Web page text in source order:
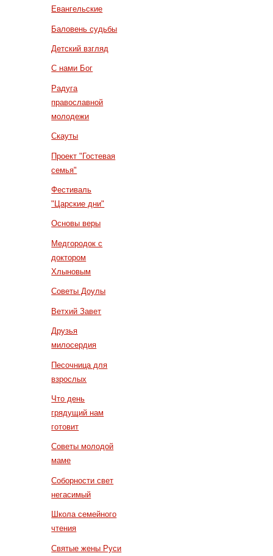
Евангельские
Баловень судьбы
Детский взгляд
С нами Бог
Радуга
православной
молодежи
Скауты
Проект "Гостевая
семья"
Фестиваль
"Царские дни"
Основы веры
Медгородок с
доктором
Хлыновым
Советы Доулы
Ветхий Завет
Друзья
милосердия
Песочница для
взрослых
Что день
грядущий нам
готовит
Советы молодой
маме
Соборности свет
негасимый
Школа семейного
чтения
Святые жены Руси